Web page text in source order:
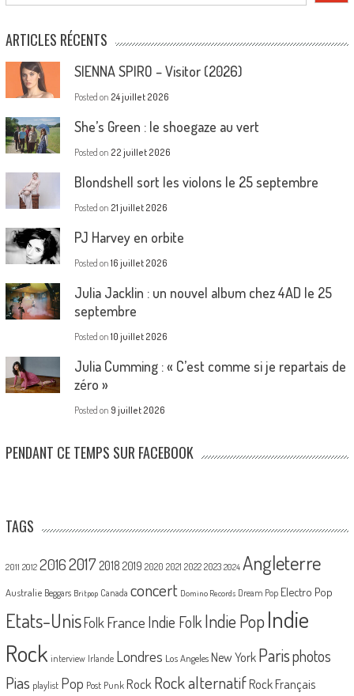
ARTICLES RÉCENTS
SIENNA SPIRO – Visitor (2026)
Posted on 24 juillet 2026
She’s Green : le shoegaze au vert
Posted on 22 juillet 2026
Blondshell sort les violons le 25 septembre
Posted on 21 juillet 2026
PJ Harvey en orbite
Posted on 16 juillet 2026
Julia Jacklin : un nouvel album chez 4AD le 25
septembre
Posted on 10 juillet 2026
Julia Cumming : « C’est comme si je repartais de
zéro »
Posted on 9 juillet 2026
PENDANT CE TEMPS SUR FACEBOOK
TAGS
2011 2012 20162017 2018 2019 2020 2021 2022 2023 2024 Angleterre
Australie Beggars Britpop Canada concert Domino Records Dream Pop Electro Pop
Etats-UnisFolk France Indie FolkIndie PopIndie
Rock interview Irlande Londres Los Angeles New York Parisphotos
Pias playlist Pop Post Punk Rock Rock alternatif Rock Français